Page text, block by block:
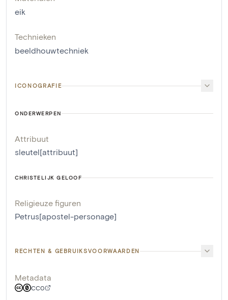
eik
Technieken
beeldhouwtechniek
ICONOGRAFIE
ONDERWERPEN
Attribuut
sleutel[attribuut]
CHRISTELIJK GELOOF
Religieuze figuren
Petrus[apostel-personage]
RECHTEN & GEBRUIKSVOORWAARDEN
Metadata
CC0